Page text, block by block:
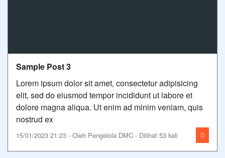
Sample Post 3
Lorem ipsum dolor sit amet, consectetur adipisicing
elit, sed do eiusmod tempor incididunt ut labore et
dolore magna aliqua. Ut enim ad minim veniam, quis
nostrud ex
15/01/2023 21:23 - Oleh Pengelola DMC - Dilihat 53 kali